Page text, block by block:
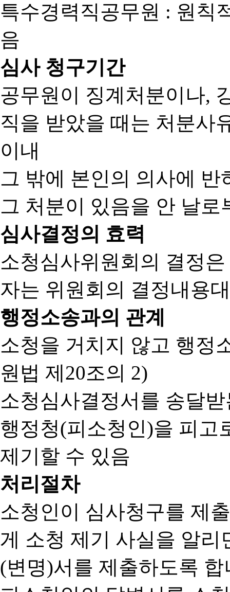
특수경력직공무원 : 원칙
음
심사 청구기간
공무원이 징계처분이나,
직을 받았을 때는 처분사
이내
그 밖에 본인의 의사에
그 처분이 있음을 안 날로
심사결정의 효력
소청심사위원회의 결정
자는 위원회의 결정내용
행정소송과의 관계
소청을 거치지 않고 행정
원법 제20조의 2)
소청심사결정서를 송달
행정청(피소청인)을 피고
제기할 수 있음
처리절차
소청인이 심사청구를 제
게 소청 제기 사실을 알
(변명)서를 제출하도록 합